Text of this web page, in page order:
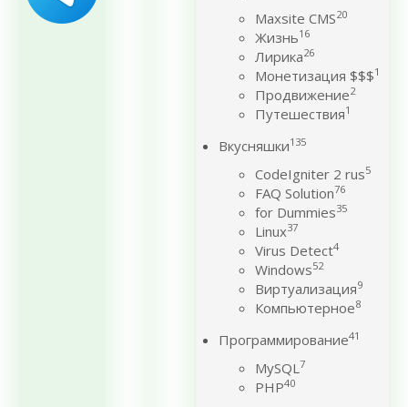
Maxsite CMS20
Жизнь16
Лирика26
Монетизация $$$1
Продвижение2
Путешествия1
Вкусняшки135
CodeIgniter 2 rus5
FAQ Solution76
for Dummies35
Linux37
Virus Detect4
Windows52
Виртуализация9
Компьютерное8
Программирование41
MySQL7
PHP40